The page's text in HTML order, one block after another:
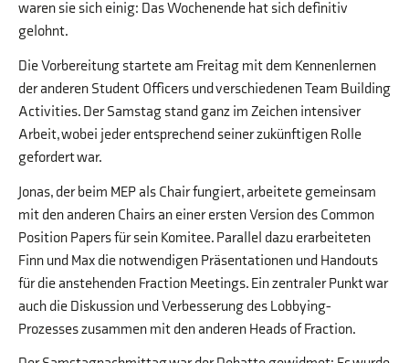
waren sie sich einig: Das Wochenende hat sich definitiv
gelohnt.
Die Vorbereitung startete am Freitag mit dem Kennenlernen
der anderen Student Officers und verschiedenen Team Building
Activities. Der Samstag stand ganz im Zeichen intensiver
Arbeit, wobei jeder entsprechend seiner zukünftigen Rolle
gefordert war.
Jonas, der beim MEP als Chair fungiert, arbeitete gemeinsam
mit den anderen Chairs an einer ersten Version des Common
Position Papers für sein Komitee. Parallel dazu erarbeiteten
Finn und Max die notwendigen Präsentationen und Handouts
für die anstehenden Fraction Meetings. Ein zentraler Punkt war
auch die Diskussion und Verbesserung des Lobbying-
Prozesses zusammen mit den anderen Heads of Fraction.